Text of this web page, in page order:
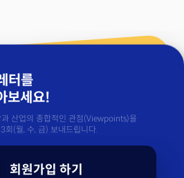
터를
보세요!
산업의 종합적인 관점(Viewpoints)을
회(월, 수, 금) 보내드립니다.
회원가입 하기